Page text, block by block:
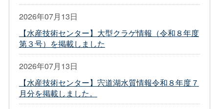
2026年07月13日
【水産技術センター】大型クラゲ情報（令和８年度
第３号）を掲載しました
2026年07月13日
【水産技術センター】宍道湖水質情報令和８年度７
月分を掲載しました。